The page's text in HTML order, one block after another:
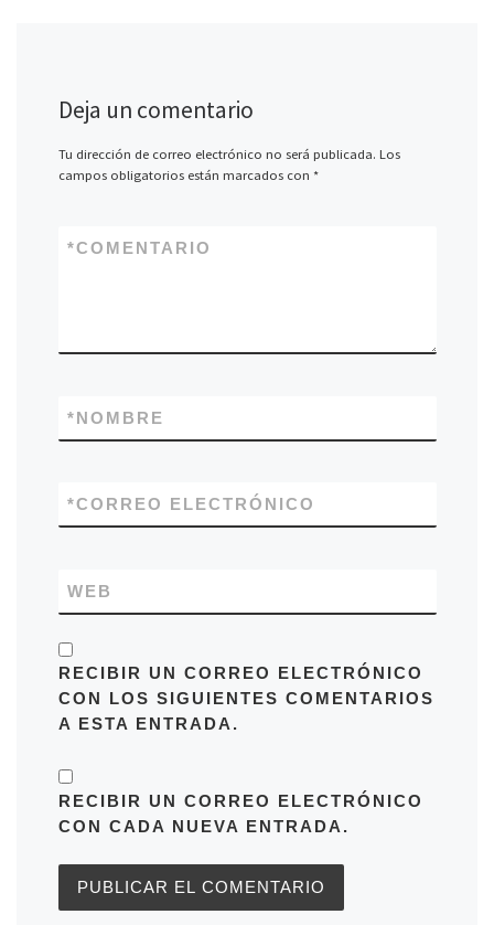
Deja un comentario
Tu dirección de correo electrónico no será publicada. Los
campos obligatorios están marcados con *
COMENTARIO
*
NOMBRE
*
CORREO ELECTRÓNICO
*
WEB
RECIBIR UN CORREO ELECTRÓNICO
CON LOS SIGUIENTES COMENTARIOS
A ESTA ENTRADA.
RECIBIR UN CORREO ELECTRÓNICO
CON CADA NUEVA ENTRADA.